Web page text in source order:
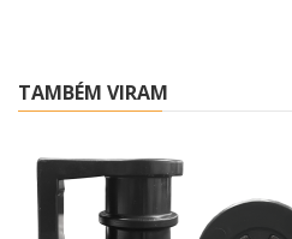
TAMBÉM VIRAM